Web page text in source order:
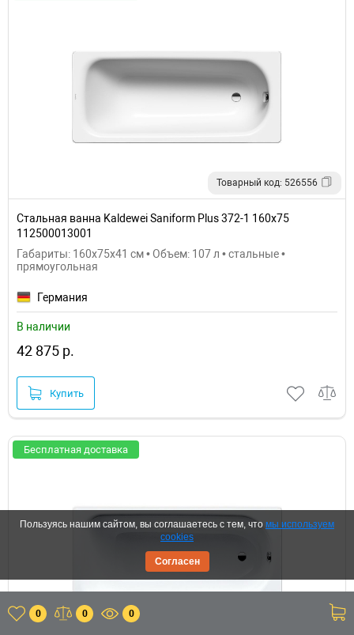
Товарный код: 526556
Стальная ванна Kaldewei Saniform Plus 372-1 160x75
112500013001
Габариты: 160x75x41 см • Объем: 107 л • стальные •
прямоугольная
Германия
В наличии
42 875 р.
Купить
Бесплатная доставка
0 0 0
Пользуясь нашим сайтом, вы соглашаетесь с тем, что мы используем
cookies
Согласен